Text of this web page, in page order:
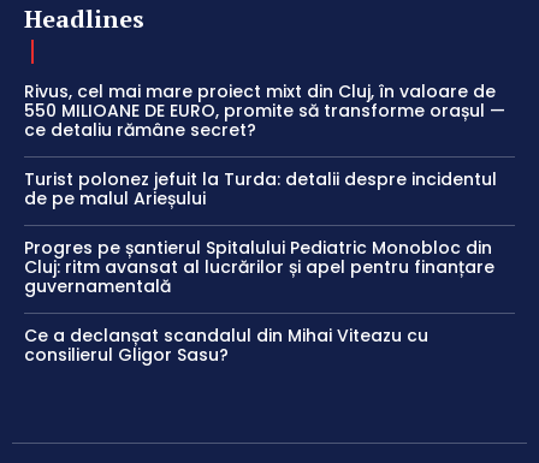
Headlines
Rivus, cel mai mare proiect mixt din Cluj, în valoare de
550 MILIOANE DE EURO, promite să transforme orașul —
ce detaliu rămâne secret?
Turist polonez jefuit la Turda: detalii despre incidentul
de pe malul Arieșului
Progres pe șantierul Spitalului Pediatric Monobloc din
Cluj: ritm avansat al lucrărilor și apel pentru finanțare
guvernamentală
Ce a declanșat scandalul din Mihai Viteazu cu
consilierul Gligor Sasu?